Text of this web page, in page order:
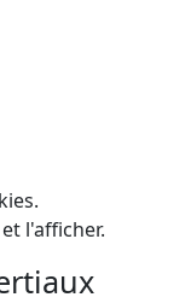
l'afficher.